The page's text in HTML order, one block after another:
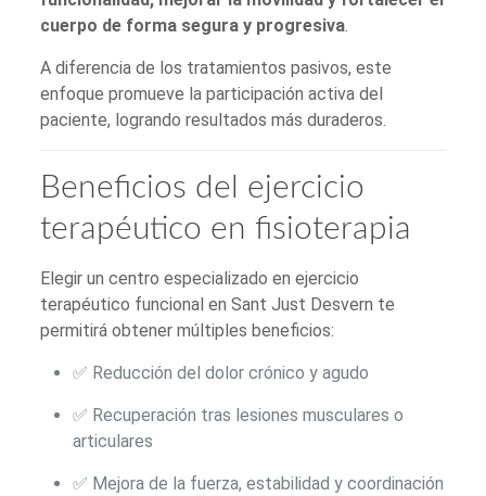
cuerpo de forma segura y progresiva.
A diferencia de los tratamientos pasivos, este
enfoque promueve la participación activa del
paciente, logrando resultados más duraderos.
Beneficios del ejercicio
terapéutico en fisioterapia
Elegir un centro especializado en ejercicio
terapéutico funcional en Sant Just Desvern te
permitirá obtener múltiples beneficios:
✅ Reducción del dolor crónico y agudo
✅ Recuperación tras lesiones musculares o
articulares
✅ Mejora de la fuerza, estabilidad y coordinación